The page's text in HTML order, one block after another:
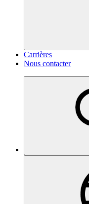
Carrières
Nous contacter